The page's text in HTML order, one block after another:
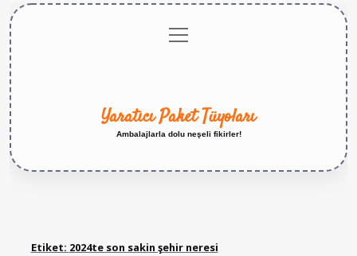
menüyü
aç
Yaratıcı Paket Tüyoları
Ambalajlarla dolu neşeli fikirler!
Etiket: 2024te son sakin şehir neresi